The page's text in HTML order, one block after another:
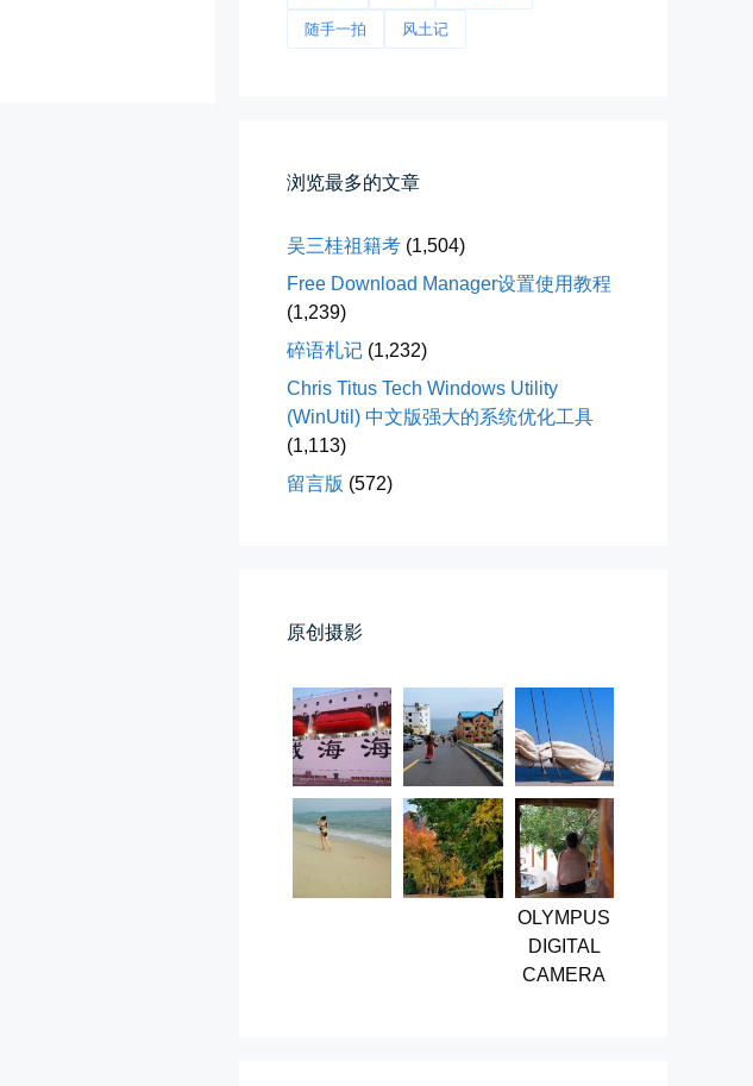
📅 04-10 17:19👤 Zairun
春雪挂树枝
早晨在厨房时一抬头，看到窗外已...
📅 04-06 08:28 👤 Zairun
第一次AI视频创作手记
第一次用AI做视频，我把许嵩歌...
随手一拍 风土记
浏览最多的文章
吴三桂祖籍考 (1,504)
Free Download Manager设置使用教程
(1,239)
碎语札记 (1,232)
Chris Titus Tech Windows Utility
(WinUtil) 中文版强大的系统优化工具
(1,113)
留言版 (572)
原创摄影
OLYMPUS
DIGITAL
CAMERA